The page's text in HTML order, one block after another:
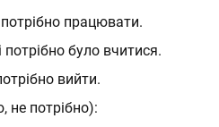
працювати.
було вчитися.
вийти.
потрібно):